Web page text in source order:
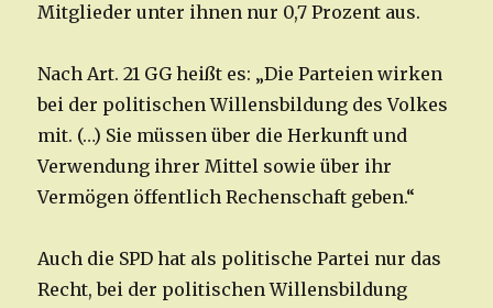
Mitglieder unter ihnen nur 0,7 Prozent aus.
Nach Art. 21 GG heißt es: „Die Parteien wirken
bei der politischen Willensbildung des Volkes
mit. (…) Sie müssen über die Herkunft und
Verwendung ihrer Mittel sowie über ihr
Vermögen öffentlich Rechenschaft geben.“
Auch die SPD hat als politische Partei nur das
Recht, bei der politischen Willensbildung